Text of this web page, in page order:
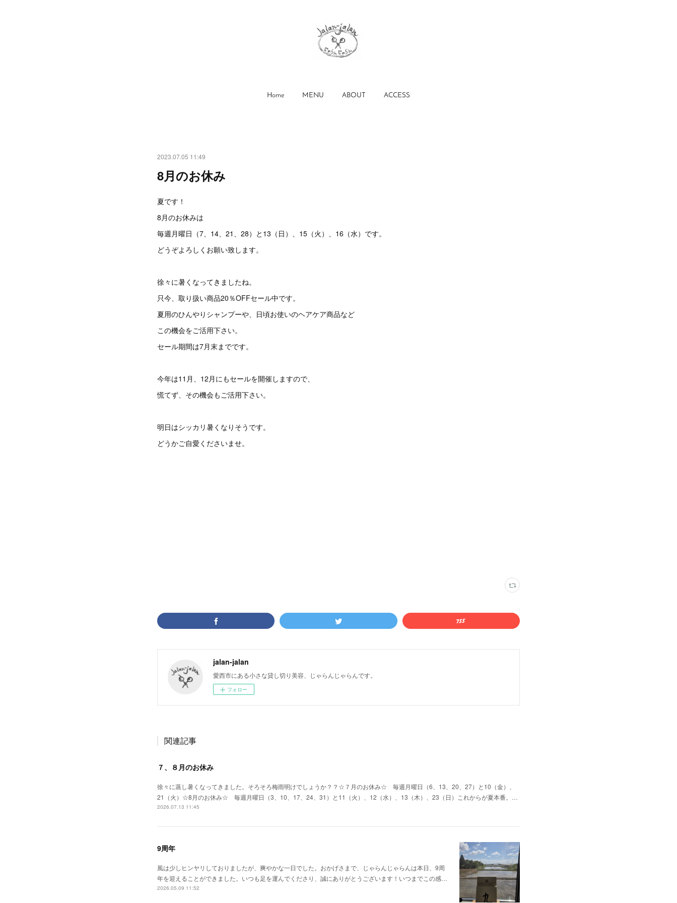
Home MENU ABOUT ACCESS
2023.07.05 11:49
8月のお休み
夏です！
8月のお休みは
毎週月曜日（7、14、21、28）と13（日）、15（火）、16（水）です。
どうぞよろしくお願い致します。
徐々に暑くなってきましたね。
只今、取り扱い商品20％OFFセール中です。
夏用のひんやりシャンプーや、日頃お使いのヘアケア商品など
この機会をご活用下さい。
セール期間は7月末までです。
今年は11月、12月にもセールを開催しますので、
慌てず、その機会もご活用下さい。
明日はシッカリ暑くなりそうです。
どうかご自愛くださいませ。
jalan-jalan
愛西市にある小さな貸し切り美容、じゃらんじゃらんです。
フォロー
関連記事
７、８月のお休み
徐々に蒸し暑くなってきました。そろそろ梅雨明けでしょうか？？☆７月のお休み☆ 毎週月曜日（6、13、20、27）と10（金）、
21（火）☆8月のお休み☆ 毎週月曜日（3、10、17、24、31）と11（火）、12（水）、13（木）、23（日）これからが夏本番。…
2026.07.13 11:45
9周年
風は少しヒンヤリしておりましたが、爽やかな一日でした。おかげさまで、じゃらんじゃらんは本日、9周
年を迎えることができました。いつも足を運んでくださり、誠にありがとうございます！いつまでこの感…
2026.05.09 11:52